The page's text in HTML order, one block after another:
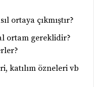
ortaya çıkmıştır?
ortam gereklidir?
katılım özneleri vb